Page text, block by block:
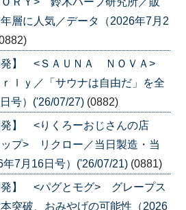
層に人気／データ（2026年7月2
発】 <ＳＡＵＮＡ ＮＯＶＡ>
ｌｙ／「サウナは自由だ」を全
号）('26/07/27) (0882)
発】 <りくろーおじさんの店
プ> リクロー／当日製造・当
年7月16日号）('26/07/21) (0881)
発】 <パグとモグ> グレープス
突破、おみやげの可能性（2026